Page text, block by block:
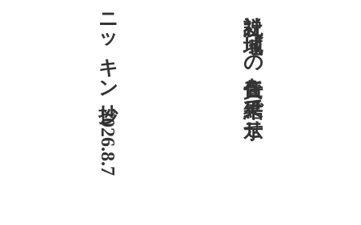
ニッキン抄 2026.8.7 社説 地域への責任を結果で示せ